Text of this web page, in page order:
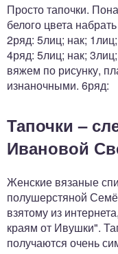
Просто тапочки.
белого цвета
2ряд: 5лиц; нак;
4ряд: 5лиц; нак;
вяжем по рисунку,
изнаночными. 6ряд:
Тапочки –
Ивановой
Женские вязаные
полушерстяной
взятому из
краям от Ивушки".
получаются очень